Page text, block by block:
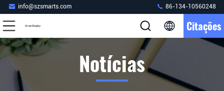
info@szsmarts.com 86-134-10560248
Citações
Notícias